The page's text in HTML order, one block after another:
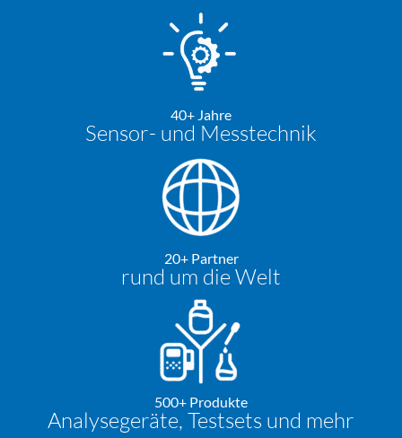
40+ Jahre
Sensor- und Messtechnik
20+ Partner
rund um die Welt
500+ Produkte
Analysegeräte, Testsets und mehr